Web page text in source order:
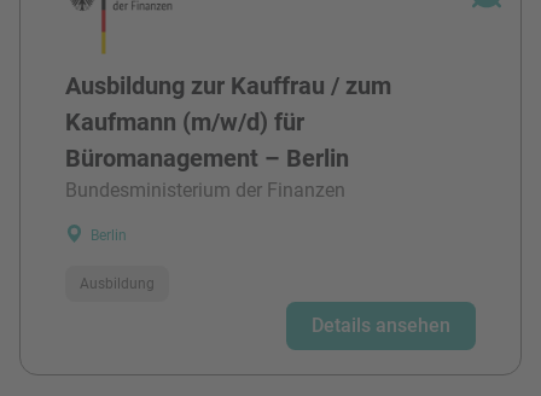
Ausbildung zur Kauffrau / zum
Kaufmann (m/w/d) für
Büromanagement – Berlin
Bundesministerium der Finanzen
Berlin
Ausbildung
Details ansehen